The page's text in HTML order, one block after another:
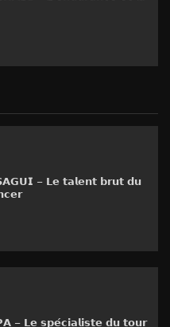
– 𝗟𝗲 𝘁𝗮𝗹𝗲𝗻𝘁 𝗯𝗿𝘂𝘁 𝗱𝘂
– 𝗟𝗲 𝘀𝗽𝗲́𝗰𝗶𝗮𝗹𝗶𝘀𝘁𝗲 𝗱𝘂 𝘁𝗼𝘂𝗿